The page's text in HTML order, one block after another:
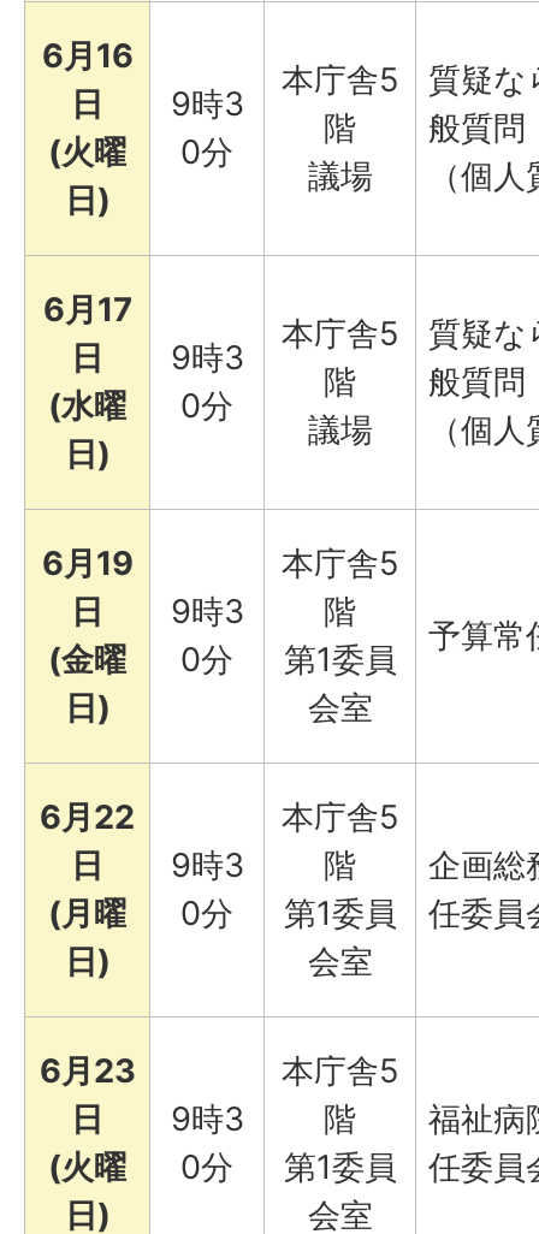
6月16
日
(火曜
日)
9時3
0分
本庁舎5
階
議場
質疑な
般質問
（個
6月17
日
(水曜
日)
9時3
0分
本庁舎5
階
議場
質疑な
般質問
（個
6月19
日
(金曜
日)
9時3
0分
本庁舎5
階
第1委員
会室
予算常
6月22
日
(月曜
日)
9時3
0分
本庁舎5
階
第1委員
会室
企画総
任委員
6月23
日
(火曜
日)
9時3
0分
本庁舎5
階
第1委員
会室
福祉病
任委員